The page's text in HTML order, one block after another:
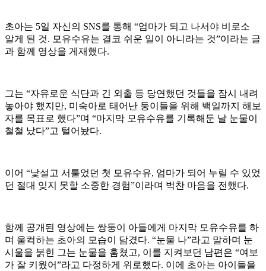
초아는 5일 자신의 SNS를 통해 “엄마가 되고 나서야 비로소
알게 된 것. 모유수유는 결코 쉬운 일이 아니라는 것”이라는 글
과 함께 영상을 게재했다.
그는 “자유로운 식단과 긴 외출 등 당연했던 것들을 잠시 내려
놓아야 했지만, 미숙아로 태어난 둥이들을 위해 백일까지 해보
자를 목표로 했다”며 “마지막 모유수유를 기록해둔 날 눈물이
철철 났다”고 털어놨다.
이어 “낯설고 서툴었던 첫 모유수유, 엄마가 되어 누릴 수 있었
던 절대 잊지 못할 소중한 경험”이라며 벅찬 마음을 전했다.
함께 공개된 영상에는 쌍둥이 아들에게 마지막 모유수유를 하
며 울컥하는 초아의 모습이 담겼다. “눈물 나”라고 말하며 눈
시울을 붉힌 그는 눈물을 훔쳤고, 이를 지켜보던 남편은 “여보
가 잘 키웠어”라고 다정하게 위로했다. 이에 초아는 아이들을